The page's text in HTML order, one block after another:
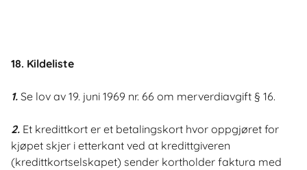
18. Kildeliste
1. Se lov av 19. juni 1969 nr. 66 om merverdiavgift § 16.
2. Et kredittkort er et betalingskort hvor oppgjøret for
kjøpet skjer i etterkant ved at kredittgiveren
(kredittkortselskapet) sender kortholder faktura med